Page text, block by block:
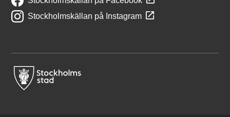
Stockholmskällan på Instagram